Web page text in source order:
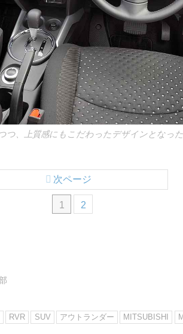
つ、上質感にもこだわったデザインとなっ
1 2
次ページ
RVR SUV アウトランダー MITSUBISHI